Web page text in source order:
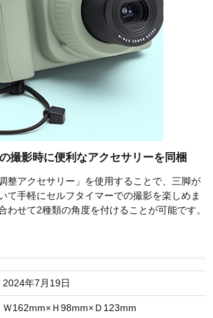
撮影時に便利なアクセサリーを同梱
整アクセサリー」を使用することで、三脚が
て手軽にセルフタイマーでの撮影を楽しめま
わせて2種類の角度を付けることが可能です。
2024年7月19日
Ｗ162mm×Ｈ98mm×Ｄ123mm